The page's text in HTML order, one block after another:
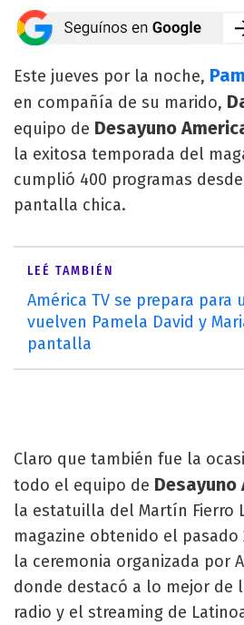
Este jueves por la noche,
en compañía de su marido,
equipo de Desayuno
la exitosa temporada del
cumplió 400 programas
pantalla chica.
LEÉ TAMBIÉN
América TV se prepara para
vuelven Pamela David y
pantalla
Claro que también fue la
todo el equipo de Desayuno
la estatuilla del Martín Fierro
magazine obtenido el pasado
la ceremonia organizada por
donde destacó a lo mejor de
radio y el streaming de